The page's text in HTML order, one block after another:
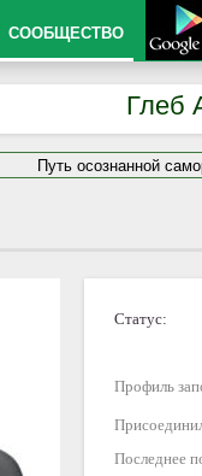
СООБЩЕСТВО
Глеб
Путь осознанной
Статус:
Профиль
Последнее